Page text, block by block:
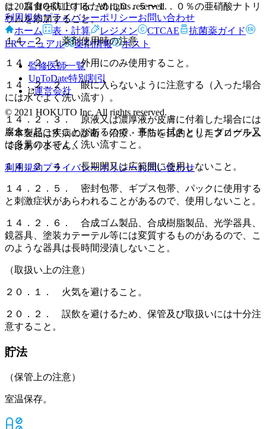
は、腐食を防止するために０．５〜１．０％の亜硝酸ナトリ
ウムを添加すること。
１４．２． 薬剤使用時の注意
１４．２．１． 外用にのみ使用すること。
１４．２．２． 眼に入らないように注意する（入った場合
には水でよく洗い流す）。
１４．２．３． 原液又は濃厚液が皮膚に付着した場合には
腐食を起こすことがあるので、直ちに拭きとりエタノール又
は多量の水でよく洗い流すこと。
１４．２．４． 長期間又は広範囲に使用しないこと。
１４．２．５． 密封包帯、ギプス包帯、パックに使用する
と刺激症状があらわれることがあるので、使用しないこと。
１４．２．６． 合成ゴム製品、合成樹脂製品、光学器具、
鏡器具、塗装カテーテル等には変質するものがあるので、こ
のような器具は長時間浸漬しないこと。
（取扱い上の注意）
２０．１． 火気を避けること。
２０．２． 誤飲を避けるため、保管及び取扱いには十分注
意すること。
貯法
（保管上の注意）
室温保存。
© 2021 HOKUTO Inc. All rights reserved.
利用規約プライバシーポリシーお問い合わせ
ホーム
表・計算 レジメン CTCAE
抗菌薬ガイド
ERマニュアル
薬剤情報 ポスト
監修医師一覧
UpToDate特別割引
運営会社
© 2021 HOKUTO Inc. All rights reserved.
※本製品は疾病の診断・治療・予防を目的としたプログラム
ではありません。
利用規約プライバシーポリシーお問い合わせ